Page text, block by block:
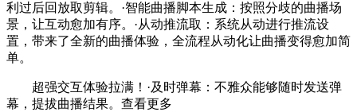
利过后回放取剪辑。·智能曲播脚本生成：按照分歧的曲播场
景，让互动愈加有序。·从动推流取：系统从动进行推流设
置，带来了全新的曲播体验，全流程从动化让曲播变得愈加简
单。
超强交互体验拉满！·及时弹幕：不雅众能够随时发送弹
幕，提拔曲播结果。查看更多